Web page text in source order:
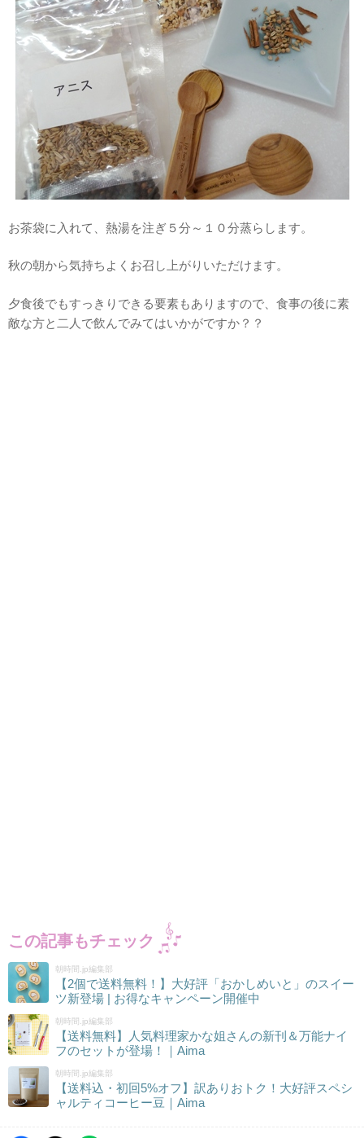
お茶袋に入れて、熱湯を注ぎ５分～１０分蒸らします。
秋の朝から気持ちよくお召し上がりいただけます。
夕食後でもすっきりできる要素もありますので、食事の後に素
敵な方と二人で飲んでみてはいかがですか？？
この記事もチェック
朝時間.jp編集部
【2個で送料無料！】大好評「おかしめいと」のスイー
ツ新登場 | お得なキャンペーン開催中
朝時間.jp編集部
【送料無料】人気料理家かな姐さんの新刊＆万能ナイ
フのセットが登場！｜Aima
朝時間.jp編集部
【送料込・初回5%オフ】訳ありおトク！大好評スペシ
ャルティコーヒー豆｜Aima